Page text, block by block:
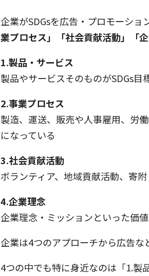
企業がSDGsを広告・プロモーショ
業プロセス」「社会貢献活動」「企
1.製品・サービス
製品やサービスそのものがSDGs
2.事業プロセス
製造、運送、販売や人事雇用、労
になっている
3.社会貢献活動
ボランティア、地域貢献活動、寄
4.企業理念
企業理念・ミッションといった価
企業は4つのアプローチから広告な
4つの中でも特に身近なのは「1.製